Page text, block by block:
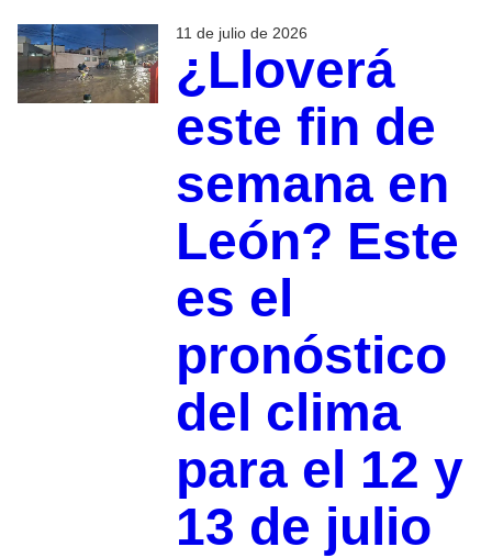
11 de julio de 2026
¿Lloverá
este fin de
semana en
León? Este
es el
pronóstico
del clima
para el 12 y
13 de julio